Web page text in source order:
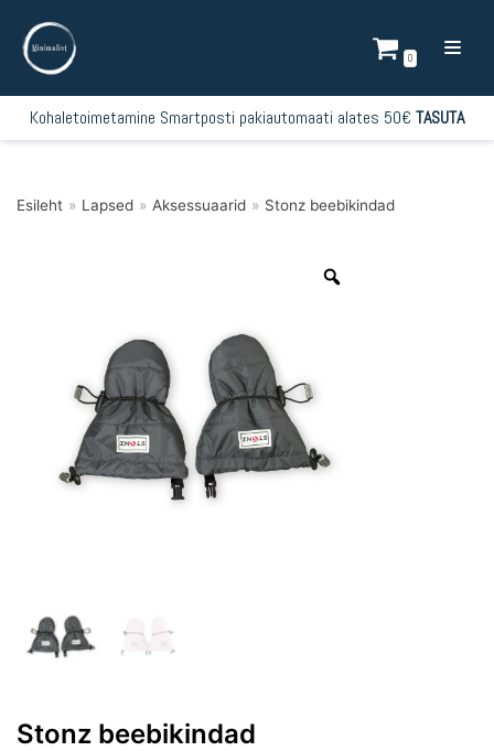
Mine
sisu
0
Kohaletoimetamine Smartposti pakiautomaati alates 50€ TASUTA
Esileht » Lapsed » Aksessuaarid » Stonz beebikindad
Stonz beebikindad